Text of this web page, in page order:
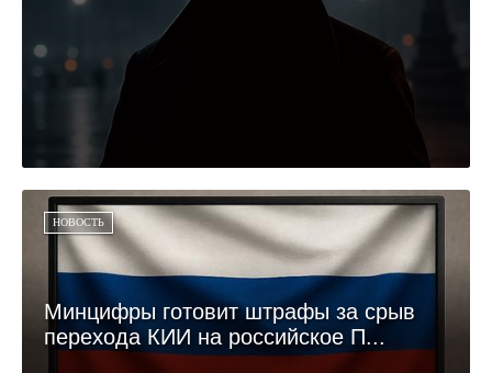
НОВОСТЬ
Минцифры готовит штрафы за срыв
перехода КИИ на российское П...